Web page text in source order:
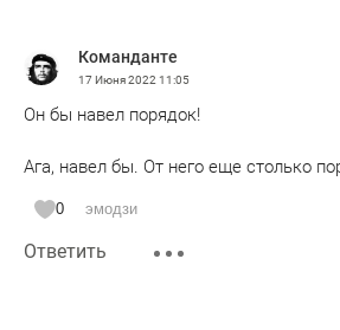
Команданте
17 Июня 2022 11:05
Он бы навел порядок!
Ага, навел бы. От него еще столько
0 эмодзи
Ответить